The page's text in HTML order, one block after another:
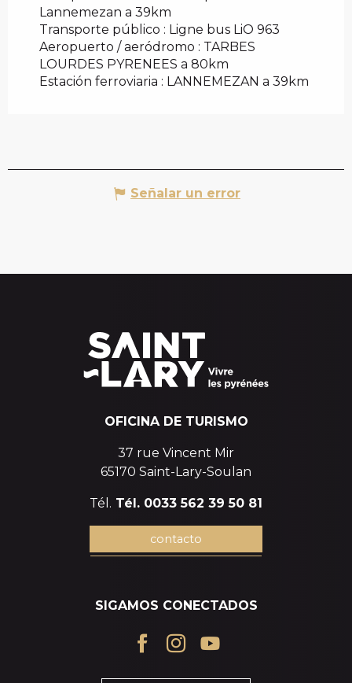
Lannemezan a 39km
Transporte público : Ligne bus LiO 963
Aeropuerto / aeródromo : TARBES
LOURDES PYRENEES a 80km
Estación ferroviaria : LANNEMEZAN a 39km
Señalar un error
OFICINA DE TURISMO
37 rue Vincent Mir
65170 Saint-Lary-Soulan
Tél. Tél. 0033 562 39 50 81
contacto
SIGAMOS CONECTADOS